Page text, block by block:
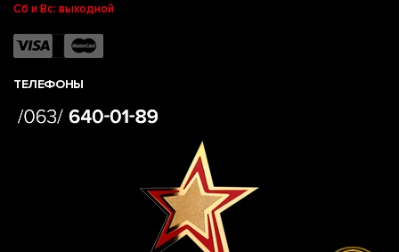
Сб и Вс: выходной
ТЕЛЕФОНЫ